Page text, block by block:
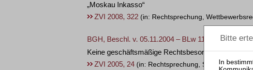
„Moskau Inkasso“
ZVI 2008, 322 (in: Rechtsprechung,
BGH, Beschl. v. 05.11.2004 – BLw 11/04
Keine geschäftsmäßige Rechtsbesorgung trotz
ZVI 2005, 24 (in: Rechtsprechung,